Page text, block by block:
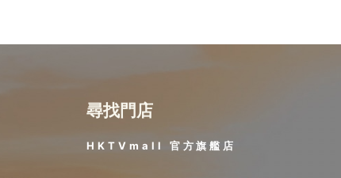
尋找門店
HKTVmall 官方旗艦店​